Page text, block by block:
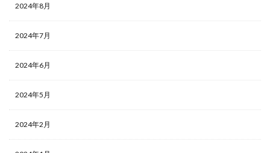
2024年8月
2024年7月
2024年6月
2024年5月
2024年2月